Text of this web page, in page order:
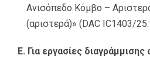
Ανισόπεδο Κόμβο –
(αριστερά)» (DAC IC1403/
Ε. Για εργασίες